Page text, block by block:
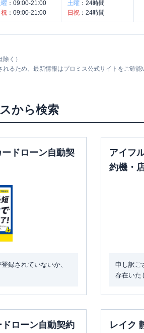
： 09:00-21:00
祝 ： 09:00-21:00
土曜 ： 24時間
日祝 ： 24時間
く）
るため、最新情報はプロミス公式サイトをご確認
から検索
ドローン自動契
録されていないか、
アイフ
約機・
申し訳ご
存在いた
ローン自動契約
レイク